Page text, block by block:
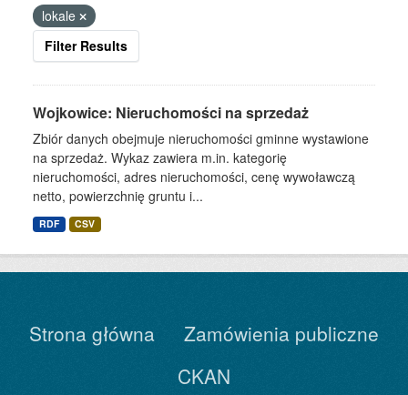
lokale
Filter Results
Wojkowice: Nieruchomości na sprzedaż
Zbiór danych obejmuje nieruchomości gminne wystawione
na sprzedaż. Wykaz zawiera m.in. kategorię
nieruchomości, adres nieruchomości, cenę wywoławczą
netto, powierzchnię gruntu i...
RDF CSV
Strona główna
Zamówienia publiczne
CKAN